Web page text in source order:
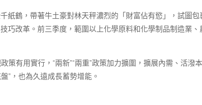
紙鶴，帶著牛土豪對林天秤濃烈的「財富佔有慾」，試圖包
巧改革。前三季度，範圍以上化學原料和化學制品制造業、
有用實行，“兩新”“兩重”政策加力擴圍，擴展內需、活潑
”，也為久遠成長蓄勢增能。